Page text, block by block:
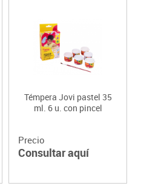
Témpera Jovi pastel 35
ml. 6 u. con pincel
Precio
Consultar aquí